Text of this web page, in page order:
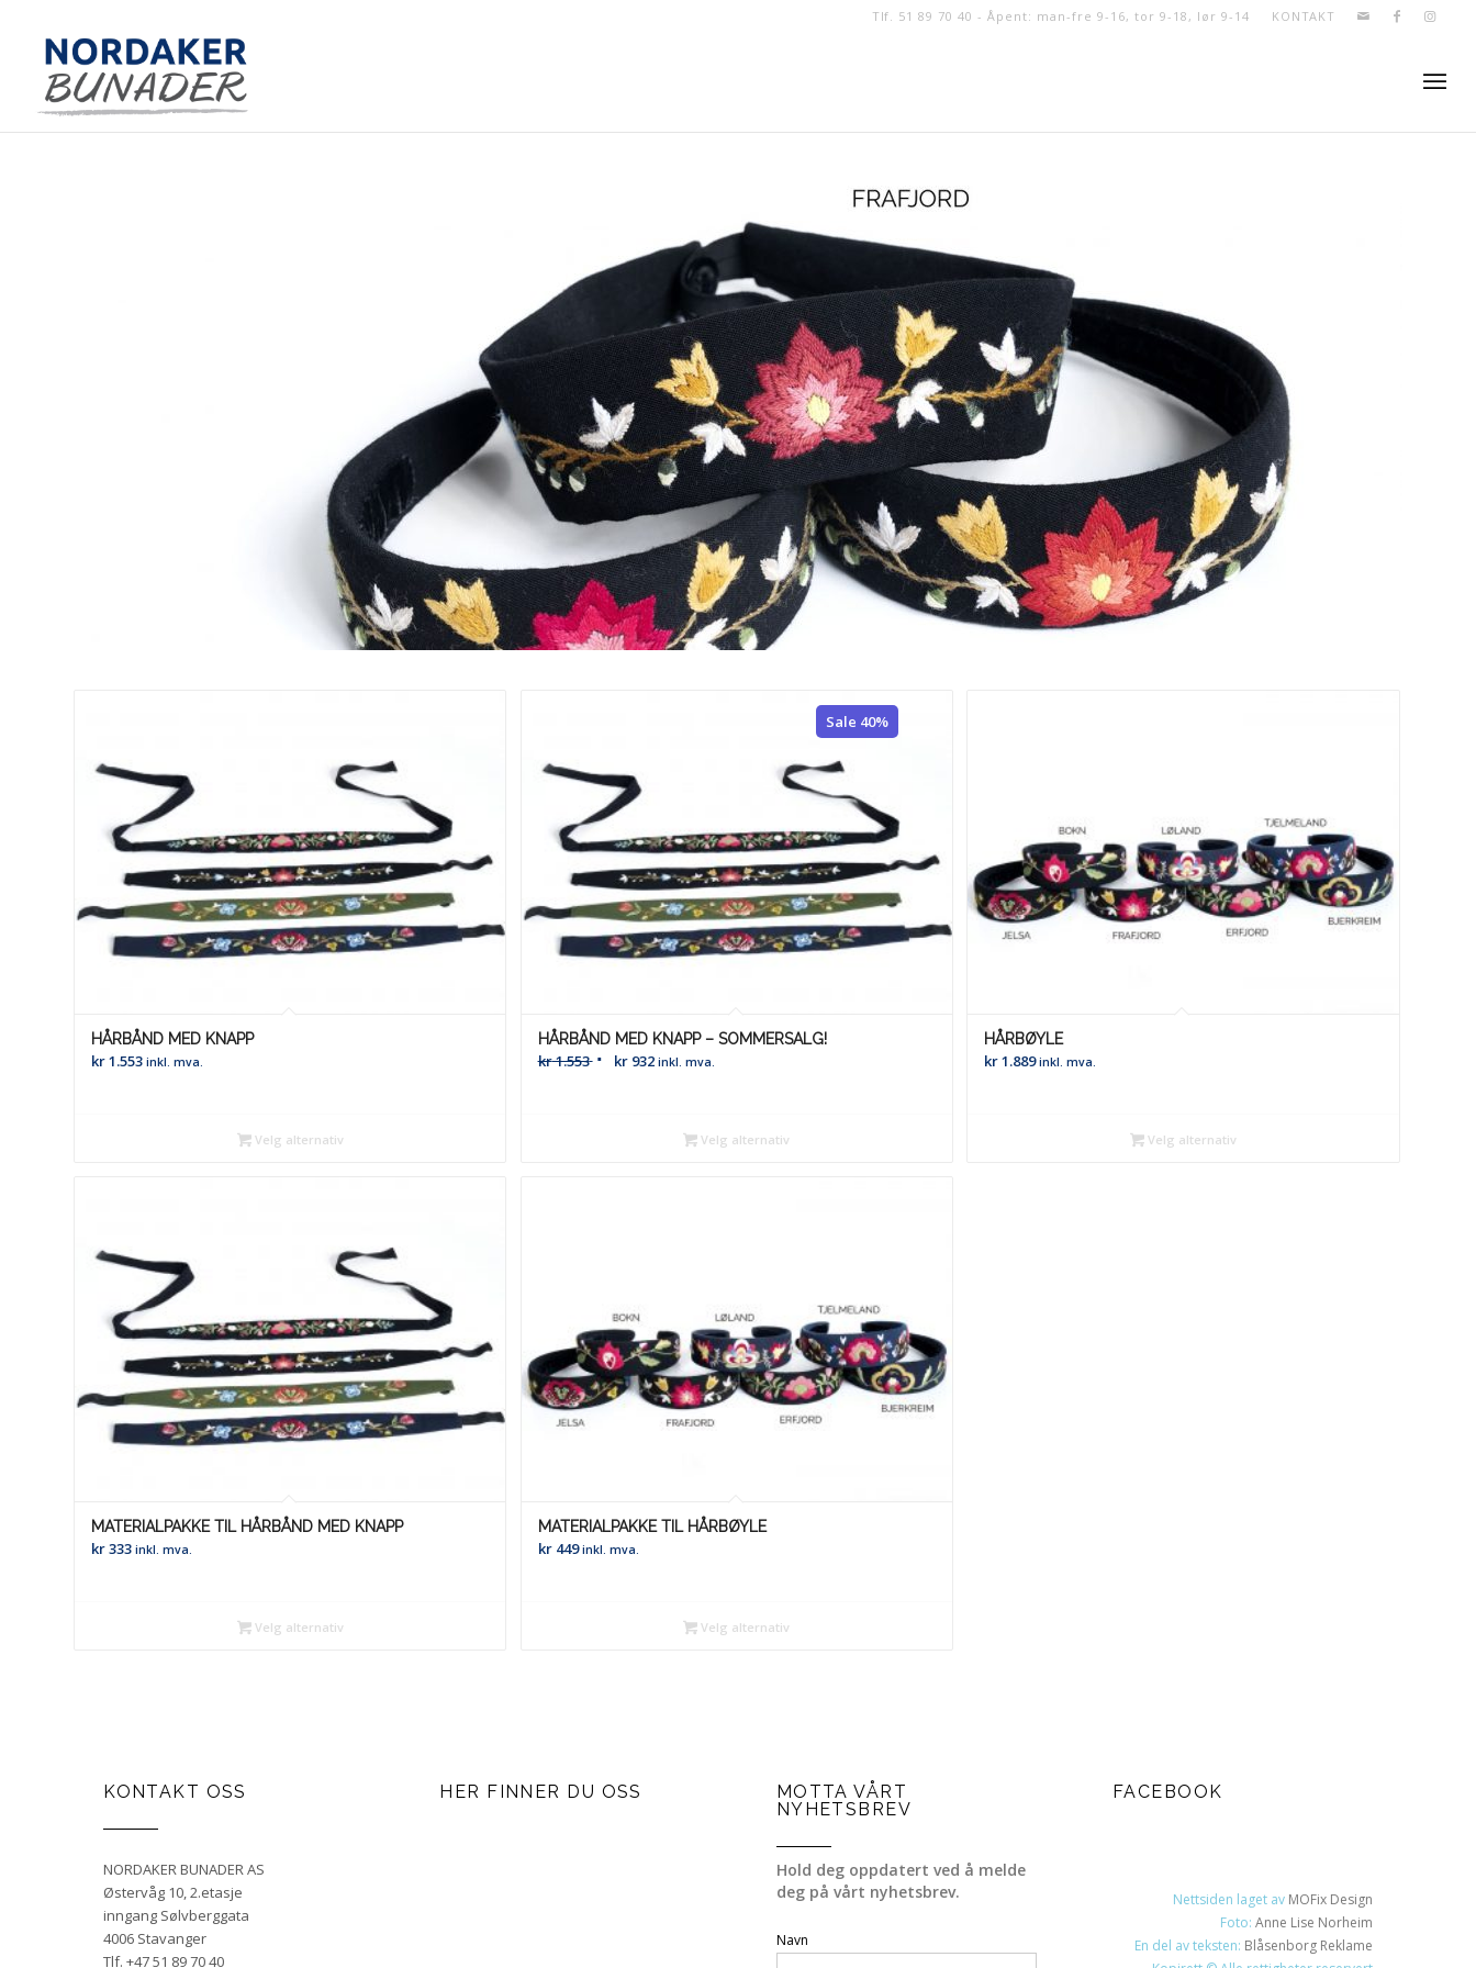
KONTAKT
Tlf. 51 89 70 40 - Åpent: man-fre 9-16, tor 9-18, lør 9-14
HÅRBÅND MED KNAPP
kr1.553 inkl. mva.
Velg alternativ
Sale 40%
HÅRBÅND MED KNAPP – SOMMERSALG!
kr1.553 kr932 inkl. mva.
Velg alternativ
HÅRBØYLE
kr1.889 inkl. mva.
Velg alternativ
MATERIALPAKKE TIL HÅRBÅND MED KNAPP
kr333 inkl. mva.
Velg alternativ
MATERIALPAKKE TIL HÅRBØYLE
kr449 inkl. mva.
Velg alternativ
KONTAKT OSS
NORDAKER BUNADER AS
Østervåg 10, 2.etasje
inngang Sølvberggata
4006 Stavanger
Tlf. +47 51 89 70 40
HER FINNER DU OSS
MOTTA VÅRT
NYHETSBREV
Hold deg oppdatert ved å melde
deg på vårt nyhetsbrev.
Navn
FACEBOOK
Nettsiden laget av MOFix Design
Foto: Anne Lise Norheim
En del av teksten: Blåsenborg Reklame